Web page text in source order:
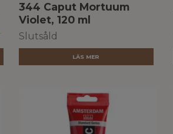
344 Caput Mortuum
Violet, 120 ml
Slutsåld
LÄS MER